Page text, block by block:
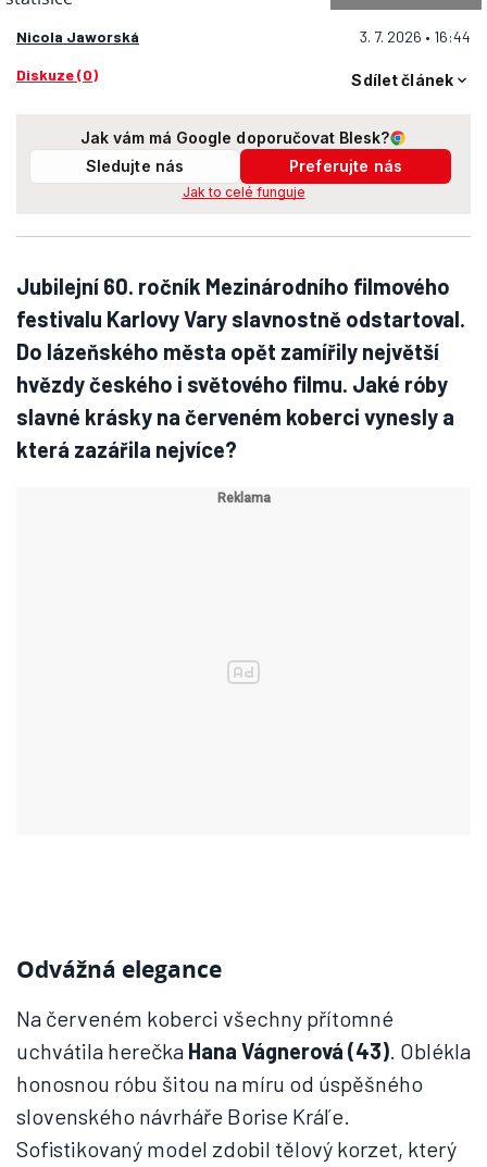
Nicola Jaworská 3. 7. 2026 • 16:44
Diskuze (0) Sdílet článek
Jak vám má Google doporučovat Blesk?
Sledujte nás
Preferujte nás
Jak to celé funguje
Jubilejní 60. ročník Mezinárodního filmového
festivalu Karlovy Vary slavnostně odstartoval.
Do lázeňského města opět zamířily největší
hvězdy českého i světového filmu. Jaké róby
slavné krásky na červeném koberci vynesly a
která zazářila nejvíce?
Odvážná elegance
Na červeném koberci všechny přítomné
uchvátila herečka Hana Vágnerová (43). Oblékla
honosnou róbu šitou na míru od úspěšného
slovenského návrháře Borise Kráľe.
Sofistikovaný model zdobil tělový korzet, který